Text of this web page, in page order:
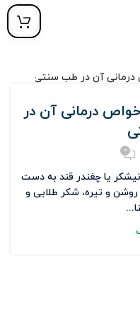
درمانی آن در
0
یا چغندر قند به دست
و تیره، شکر طلایی و